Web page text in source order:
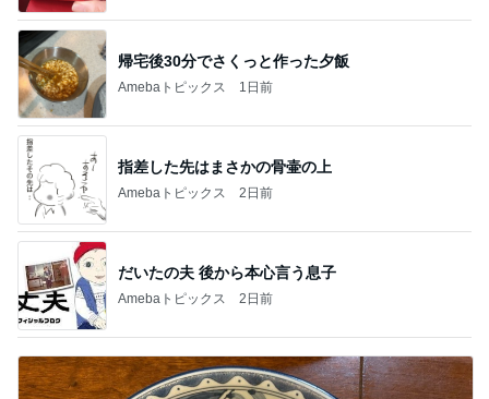
帰宅後30分でさくっと作った夕飯
Amebaトピックス 1日前
指差した先はまさかの骨壷の上
Amebaトピックス 2日前
だいたの夫 後から本心言う息子
Amebaトピックス 2日前